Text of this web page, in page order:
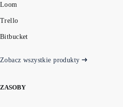
Loom
Trello
Bitbucket
Zobacz wszystkie produkty
ZASOBY